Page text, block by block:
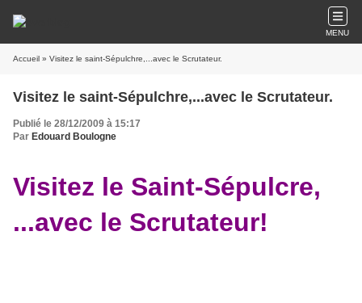
MENU
Accueil » Visitez le saint-Sépulchre,...avec le Scrutateur.
Visitez le saint-Sépulchre,...avec le Scrutateur.
Publié le 28/12/2009 à 15:17
Par Edouard Boulogne
Visitez le Saint-Sépulcre,
...avec le Scrutateur!